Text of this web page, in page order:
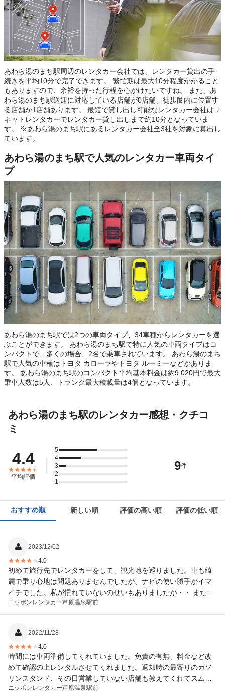
あわら湯のまち駅周辺のレンタカー会社では、レンタカー貸出の手
続きを平均10分で完了できます。 繁忙期は最大10分程度かかること
もありますので、余裕を持った行程を心がけたいですね。 また、あ
わら湯のまち駅送迎に対応している店舗が0店舗、徒歩圏内に位置す
る店舗が1店舗あります。 最短で貸し出し可能なレンタカー会社はＪ
ネットレンタカーでレンタカー貸し出しまで約10分となっていま
す。 ※あわら湯のまち駅にあるレンタカー会社全3社を対象に算出し
ています。
あわら湯のまち駅で人気のレンタカー車両タイ
プ
あわら湯のまち駅では2つの車両タイプ、34車種からレンタカーを選
ぶことができます。 あわら湯のまち駅で特に人気の車両タイプはコ
ンパクトで、多くの場合、2名で乗車されています。 あわら湯のまち
駅で人気の車種はトヨタ カローラやトヨタ ルーミーなどがありま
す。 あわら湯のまち駅のコンパクト平均基本料金は約9,020円で最大
乗車人数は5人、トランク最大積載量は4個となっています。
あわら湯のまち駅のレンタカー感想・クチコ
ミ
4.4
平均評価
5
4
3
2
1
9件
おすすめ順 新しい順 評価の高い順 評価の低い順
2023/12/02
4.0
初めて旅行先でレンタカーをして、観光地を巡りました。車も綺
麗で乗り心地は問題ありませんでしたが、ナビの使い勝手がイマ
イチでした。私が慣れていないのせいもありましたが・・ また、
最後にガソリンを入れるためガソリンスタンドの指定地図を頂き
ましたが、スタンドの名前が変わっていて検索出来ず、ちょっと
だけるようお願い致します
ニッポンレンタカー芦原温泉駅前
2022/11/28
4.0
時間には車両準備してくれていました。免責の有無、料金など改
めて確認の上レンタルさせてくれました。返却時の最寄りのガソ
リンスタンド、その日営業していない店舗も教えてくれてスムー
ズに返却できました。
ニッポンレンタカー芦原温泉駅前